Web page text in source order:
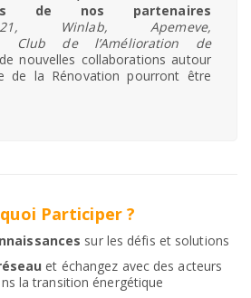
de nos partenaires
Winlab, Apemeve,
Club de l’Amélioration de
nouvelles collaborations autour
de la Rénovation pourront être
Participer ?
sur les défis et solutions
et échangez avec des acteurs
la transition énergétique